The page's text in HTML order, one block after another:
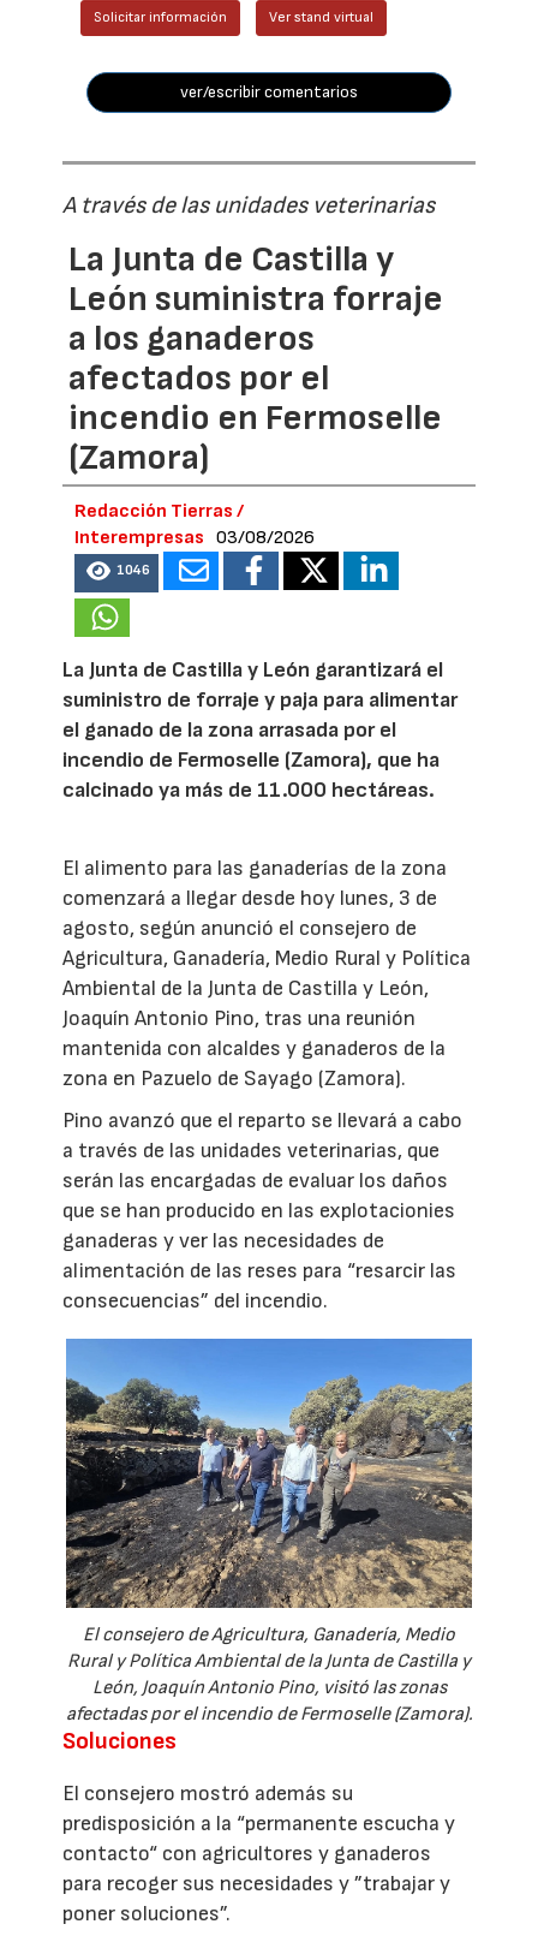
Solicitar información Ver stand virtual
ver/escribir comentarios
A través de las unidades veterinarias
La Junta de Castilla y
León suministra forraje
a los ganaderos
afectados por el
incendio en Fermoselle
(Zamora)
Redacción Tierras /
Interempresas
03/08/2026
1046
La Junta de Castilla y León garantizará el
suministro de forraje y paja para alimentar
el ganado de la zona arrasada por el
incendio de Fermoselle (Zamora), que ha
calcinado ya más de 11.000 hectáreas.
El alimento para las ganaderías de la zona
comenzará a llegar desde hoy lunes, 3 de
agosto, según anunció el consejero de
Agricultura, Ganadería, Medio Rural y Política
Ambiental de la Junta de Castilla y León,
Joaquín Antonio Pino, tras una reunión
mantenida con alcaldes y ganaderos de la
zona en Pazuelo de Sayago (Zamora).
Pino avanzó que el reparto se llevará a cabo
a través de las unidades veterinarias, que
serán las encargadas de evaluar los daños
que se han producido en las explotacionies
ganaderas y ver las necesidades de
alimentación de las reses para “resarcir las
consecuencias” del incendio.
El consejero de Agricultura, Ganadería, Medio
Rural y Política Ambiental de la Junta de Castilla y
León, Joaquín Antonio Pino, visitó las zonas
afectadas por el incendio de Fermoselle (Zamora).
Soluciones
El consejero mostró además su
predisposición a la “permanente escucha y
contacto“ con agricultores y ganaderos
para recoger sus necesidades y ”trabajar y
poner soluciones”.